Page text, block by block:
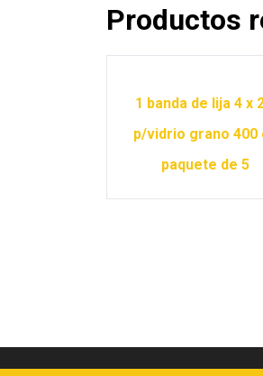
Productos
1 banda de lija 4 x
p/vidrio grano 400
paquete de 5